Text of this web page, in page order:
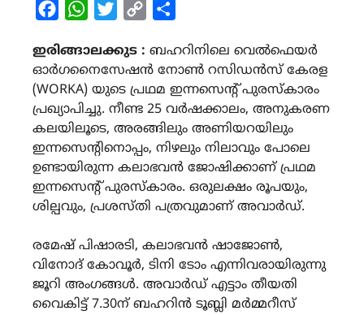
FacebookWhatsAppTwitterCopy
ഇരിങ്ങാലക്കുട : ബഹറിനിലെ വെല്‍ഫെയര്‍
ഓര്‍ഗനൈസേഷന്‍ നോണ്‍ റസിഡന്‍സ് കേരള
(WORKA) യുടെ പ്രഥമ ഇന്നസെന്റ് പുരസ്‌കാരം
പ്രഖ്യാപിച്ചു. നീണ്ട 25 വര്‍ഷക്കാലം, അനുകരണ
കലയിലൂടെ, അരങ്ങിലും അണിയറയിലും
ഇന്നസെന്റിനൊപ്പം, നിഴലും നിലാവും പോലെ
ഉണ്ടായിരുന്ന കലാഭവന്‍ ജോഷിക്കാണ് പ്രഥമ
ഇന്നസെന്റ് പുരസ്‌കാരം. ഒരുലക്ഷം രൂപയും,
ശില്പവും, പ്രശസ്തി പത്രവുമാണ് അവാര്‍ഡ്.
രമേഷ് പിഷാരടി, കലാഭവന്‍ ഷാജോണ്‍,
വിനോദ് കോവൂര്‍, ടിനി ടോം എന്നിവരായിരുന്നു
ജൂറി അംഗങ്ങള്‍. അവാര്‍ഡ് എട്ടാം തീയതി
വൈകിട്ട് 7.30ന് ബഹറിന്‍ ടൂബ്ലി മര്‍മ്മറീസ്